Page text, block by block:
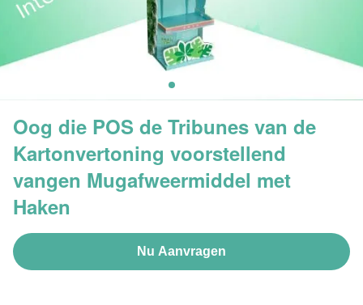
Oog die POS de Tribunes van de
Kartonvertoning voorstellend
vangen Mugafweermiddel met
Haken
Nu Aanvragen